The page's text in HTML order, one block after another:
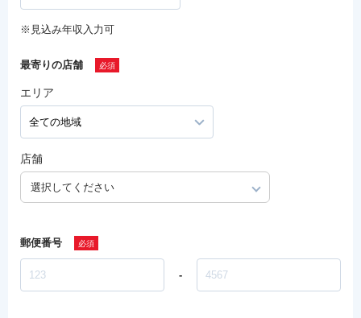
※見込み年収入力可
最寄りの店舗
エリア
店舗
選択してください
郵便番号
-